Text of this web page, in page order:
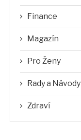
Finance
Magazín
Pro Ženy
Rady a Návody
Zdraví